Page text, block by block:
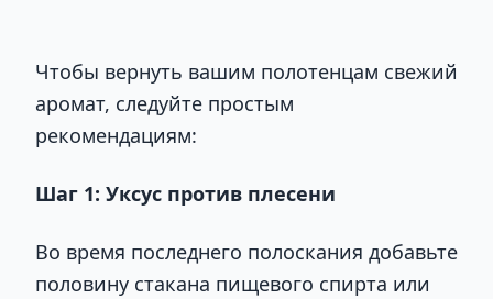
Чтобы вернуть вашим полотенцам свежий
аромат, следуйте простым
рекомендациям:
Шаг 1: Уксус против плесени
Во время последнего полоскания добавьте
половину стакана пищевого спирта или